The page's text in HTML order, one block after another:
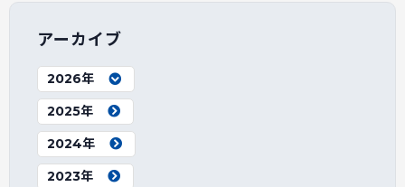
アーカイブ
2026年
2025年
2024年
2023年